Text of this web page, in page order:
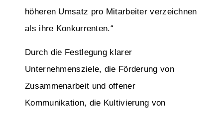
höheren Umsatz pro Mitarbeiter verzeichnen
als ihre Konkurrenten.“
Durch die Festlegung klarer
Unternehmensziele, die Förderung von
Zusammenarbeit und offener
Kommunikation, die Kultivierung von